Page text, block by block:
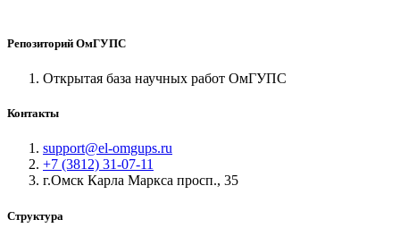
Репозиторий ОмГУПС
Открытая база научных работ ОмГУПС
Контакты
support@el-omgups.ru
+7 (3812) 31-07-11
г.Омск Карла Маркса просп., 35
Структура